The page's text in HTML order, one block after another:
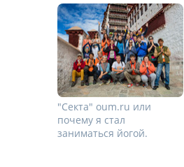
"Секта" oum.ru или
почему я стал
заниматься йогой.